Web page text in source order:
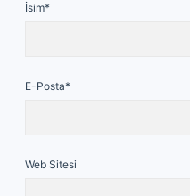
İsim*
E-Posta*
Web Sitesi